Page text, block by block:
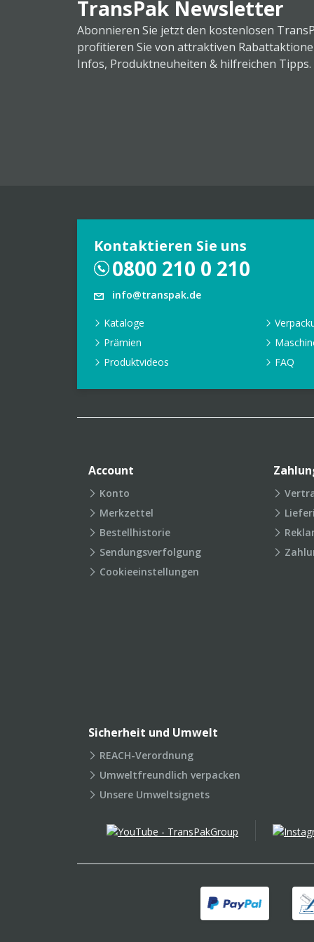
TransPak Newsletter
Abonnieren Sie jetzt den kostenlosen
profitieren Sie von attraktiven
Infos, Produktneuheiten & hilfreichen Tipps.
Kontaktieren Sie uns
0800 210 0 210
info@transpak.de
Kataloge
Prämien
Produktvideos
FAQ
Account
Konto
Merkzettel
Bestellhistorie
Sendungsverfolgung
Cookieeinstellungen
Sicherheit und Umwelt
REACH-Verordnung
Umweltfreundlich verpacken
Unsere Umweltsignets